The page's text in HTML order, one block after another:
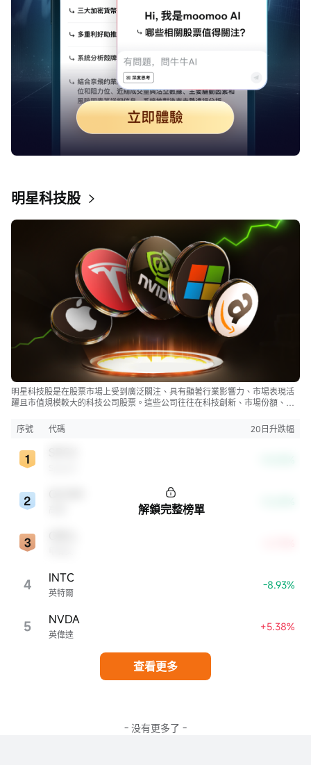
明星科技股
明星科技股是在股票市場上受到廣泛關注、具有顯著行業影響力、市場表現活
躍且市值規模較大的科技公司股票。這些公司往往在科技創新、市場份額、品
市，特別是科技行業板塊乃至全球經濟具有顯著影響。
序號 代碼 20日升跌幅
4 英特爾
INTC -8.93%
5 英偉達
NVDA +5.38%
解鎖完整榜單
查看更多
- 没有更多了 -